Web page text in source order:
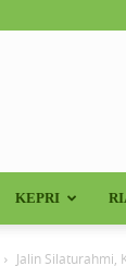
KEPRI
Jalin Silaturahmi,